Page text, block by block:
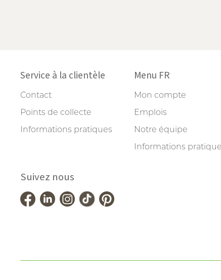
Service à la clientèle
Contact
Points de collecte
Informations pratiques
Menu FR
Mon compte
Emplois
Notre équipe
Informations
Suivez nous